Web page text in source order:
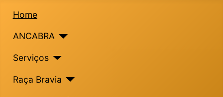
Home
ANCABRA
Serviços
Raça Bravia